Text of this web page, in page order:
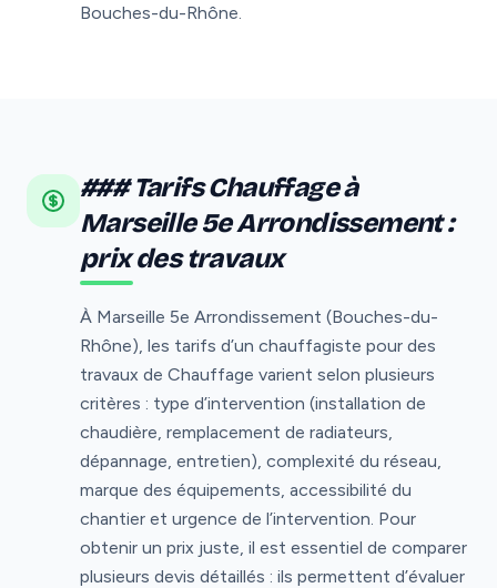
Bouches-du-Rhône.
### Tarifs Chauffage à
Marseille 5e Arrondissement :
prix des travaux
À Marseille 5e Arrondissement (Bouches-du-
Rhône), les tarifs d’un chauffagiste pour des
travaux de Chauffage varient selon plusieurs
critères : type d’intervention (installation de
chaudière, remplacement de radiateurs,
dépannage, entretien), complexité du réseau,
marque des équipements, accessibilité du
chantier et urgence de l’intervention. Pour
obtenir un prix juste, il est essentiel de comparer
plusieurs devis détaillés : ils permettent d’évaluer